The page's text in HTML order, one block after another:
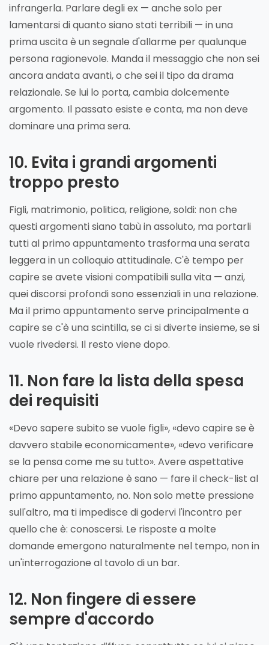
infrangerla. Parlare degli ex — anche solo per
lamentarsi di quanto siano stati terribili — in una
prima uscita è un segnale d'allarme per qualunque
persona ragionevole. Manda il messaggio che non sei
ancora andata avanti, o che sei il tipo da drama
relazionale. Se lui lo porta, cambia dolcemente
argomento. Il passato esiste e conta, ma non deve
dominare una prima sera.
10. Evita i grandi argomenti
troppo presto
Figli, matrimonio, politica, religione, soldi: non che
questi argomenti siano tabù in assoluto, ma portarli
tutti al primo appuntamento trasforma una serata
leggera in un colloquio attitudinale. C'è tempo per
capire se avete visioni compatibili sulla vita — anzi,
quei discorsi profondi sono essenziali in una relazione.
Ma il primo appuntamento serve principalmente a
capire se c'è una scintilla, se ci si diverte insieme, se si
vuole rivedersi. Il resto viene dopo.
11. Non fare la lista della spesa
dei requisiti
«Devo sapere subito se vuole figli», «devo capire se è
davvero stabile economicamente», «devo verificare
se la pensa come me su tutto». Avere aspettative
chiare per una relazione è sano — fare il check-list al
primo appuntamento, no. Non solo mette pressione
sull'altro, ma ti impedisce di godervi l'incontro per
quello che è: conoscersi. Le risposte a molte
domande emergono naturalmente nel tempo, non in
un'interrogazione al tavolo di un bar.
12. Non fingere di essere
sempre d'accordo